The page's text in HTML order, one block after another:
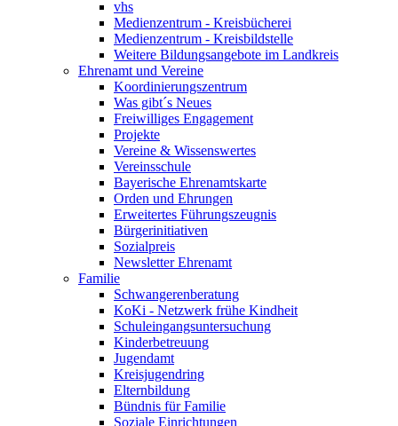
vhs
Medienzentrum - Kreisbücherei
Medienzentrum - Kreisbildstelle
Weitere Bildungsangebote im Landkreis
Ehrenamt und Vereine
Koordinierungszentrum
Was gibt´s Neues
Freiwilliges Engagement
Projekte
Vereine & Wissenswertes
Vereinsschule
Bayerische Ehrenamtskarte
Orden und Ehrungen
Erweitertes Führungszeugnis
Bürgerinitiativen
Sozialpreis
Newsletter Ehrenamt
Familie
Schwangerenberatung
KoKi - Netzwerk frühe Kindheit
Schuleingangsuntersuchung
Kinderbetreuung
Jugendamt
Kreisjugendring
Elternbildung
Bündnis für Familie
Soziale Einrichtungen